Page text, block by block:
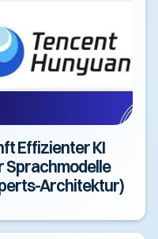
Effizienter KI
Sprachmodelle
Architektur)